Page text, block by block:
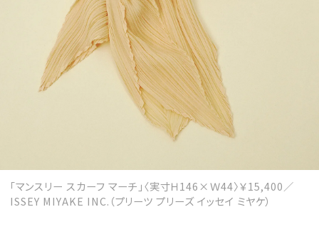
「マンスリー スカーフ マーチ」〈実寸Ｈ146×Ｗ44〉￥15,400／
ISSEY MIYAKE INC.（プリーツ プリーズ イッセイ ミヤケ）